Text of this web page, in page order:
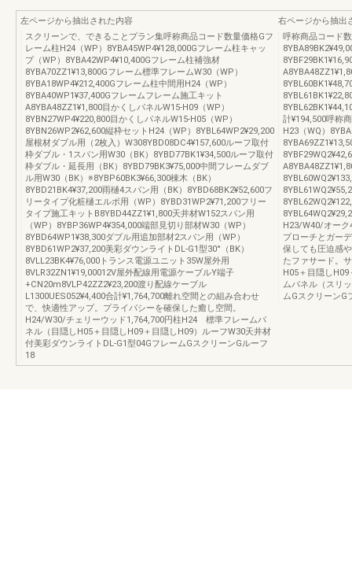
左ページから抽出された内容
スクリーンで、できることプラン集呼称商品コード数量価格Gフ
レーム柱H24（WP）8YBA45WP4¥128,000Gフレーム柱キャッ
プ（WP）8YBA42WP4¥10,400Gフレーム柱補強材
8YBA70ZZ1¥13,800Gフレーム標準フレームW30（WP）
8YBA18WP4¥212,400Gフレーム柱中間用H24（WP）
8YBA40WP1¥37,400Gフレームフレーム施工キット
A8YBA48ZZ1¥1,800目かくしパネルW15-H09（WP）
8YBN27WP4¥220,800目かくしパネルW15-H05（WP）
8YBN26WP2¥62,600縦枠セットH24（WP）8YBL64WP2¥29,200
屋根材ダブル用（2枚入）W308YBD08DC4¥157,600ルーフ取付
枠ダブル・1スパン用W30（BK）8YBD77BK1¥34,500ルーフ取付
枠ダブル・延長用（BK）8YBD79BK3¥75,000中間フレームダブ
ル用W30（BK）※8YBP60BK3¥66,300棟木（BK）
8YBD21BK4¥37,200雨樋4スパン用（BK）8YBD68BK2¥52,600フ
リータイプ化粧樋エルボ用（WP）8YBD31WP2¥71,200フリー
タイプ施工キットB8YBD44ZZ1¥1,800天井材W152スパン用
（WP）8YBP36WP4¥354,000端部見切り部材W30（WP）
8YBD64WP1¥38,300ダブル用追加部材2スパン用（WP）
8YBD61WP2¥37,200美彩ダウンライトDL-G1型30°（BK）
8VLL23BK4¥76,000トランス電源ユニット35W屋外用
8VLR32ZN1¥19,00012V屋外配線用電源ケーブルY端子
+CN20m8VLP42ZZ2¥23,200渡り配線ケーブル
L1300UES052¥4,400合計¥1,764,700離れ空間との組み合わせ
で、快適性アップ。プライバシーを確保した癒し空間。
H24/W30/チェリーウッド1,764,700円柱H24 標準フレームパ
ネル（目隠しH05＋目隠しH09＋目隠しH09）ルーフW30天井材
付美彩ダウンライトDL-G1型04GフレームGスクリーンGルーフ
18
右ページから抽出
呼称商品コード
計¥194,500呼称
H23（WQ）
H23/W40/オーク
プローチとガー
保しても圧迫感
たファサード。
H05＋目隠し
ムパネル（スリ
ムGスクリーンG